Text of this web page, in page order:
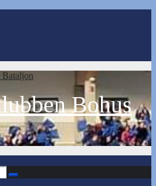
Bohus